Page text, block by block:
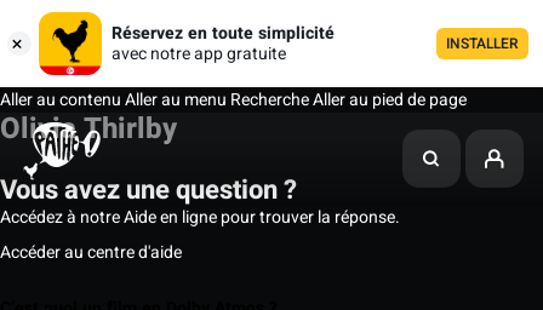
Réservez en toute simplicité
avec notre app gratuite
INSTALLER
Aller au contenuAller au menu RechercheAller au pied de page
Olivia Thirlby
Vous avez une question ?
Accédez à notre Aide en ligne pour trouver la réponse.
Accéder au centre d'aide